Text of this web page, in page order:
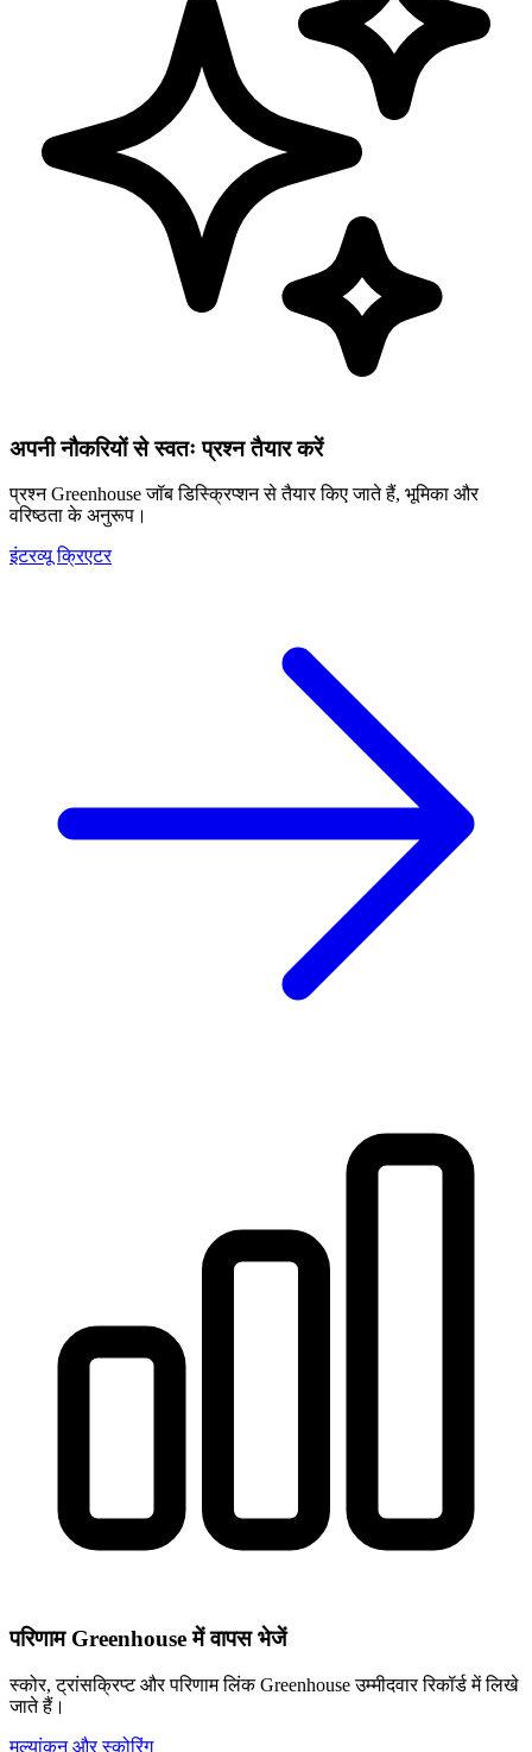
अपनी नौकरियों से स्वतः प्रश्न तैयार करें
प्रश्न Greenhouse जॉब डिस्क्रिप्शन से तैयार किए जाते हैं, भूमिका और
वरिष्ठता के अनुरूप।
इंटरव्यू क्रिएटर
परिणाम Greenhouse में वापस भेजें
स्कोर, ट्रांसक्रिप्ट और परिणाम लिंक Greenhouse उम्मीदवार रिकॉर्ड में लिखे
जाते हैं।
मूल्यांकन और स्कोरिंग